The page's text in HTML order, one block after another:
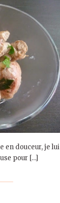
en douceur, je lui
pour […]